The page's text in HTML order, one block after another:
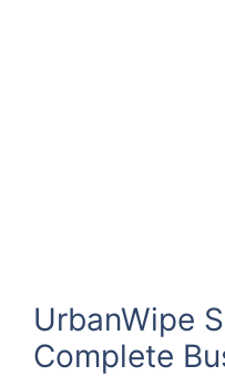
UrbanWipe
Complete